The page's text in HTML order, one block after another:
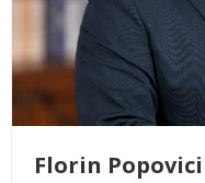
Florin